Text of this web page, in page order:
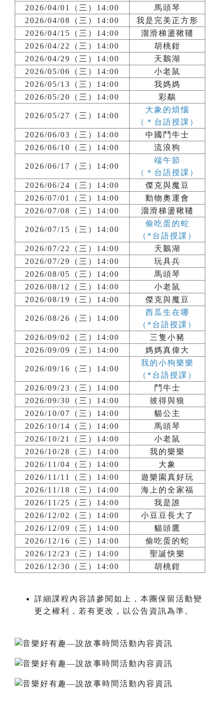
2026/04/01（三）14:00
馬頭琴
2026/04/08（三）14:00
我是完美正方形
2026/04/15（三）14:00
溜滑梯盪鞦韆
2026/04/22（三）14:00
胡桃鉗
2026/04/29（三）14:00
天鵝湖
2026/05/06（三）14:00
小老鼠
2026/05/13（三）14:00
我媽媽
2026/05/20（三）14:00
彩鷸
2026/05/27（三）14:00
大象的煩惱
（＊台語授課）
2026/06/03（三）14:00
中國鬥牛士
2026/06/10（三）14:00
流浪狗
2026/06/17（三）14:00
端午節
（＊台語授課）
2026/06/24（三）14:00
傑克與魔豆
2026/07/01（三）14:00
動物奧運會
2026/07/08（三）14:00
溜滑梯盪鞦韆
2026/07/15（三）14:00
偷吃蛋的蛇
（*台語授課）
2026/07/22（三）14:00
天鵝湖
2026/07/29（三）14:00
玩具兵
2026/08/05（三）14:00
馬頭琴
2026/08/12（三）14:00
小老鼠
2026/08/19（三）14:00
傑克與魔豆
2026/08/26（三）14:00
西瓜生在哪
（*台語授課）
2026/09/02（三）14:00
三隻小豬
2026/09/09（三）14:00
媽媽真偉大
2026/09/16（三）14:00
我的小狗樂樂
（*台語授課）
2026/09/23（三）14:00
鬥牛士
2026/09/30（三）14:00
彼得與狼
2026/10/07（三）14:00
貓公主
2026/10/14（三）14:00
馬頭琴
2026/10/21（三）14:00
小老鼠
2026/10/28（三）14:00
我的樂樂
2026/11/04（三）14:00
大象
2026/11/11（三）14:00
遊樂園真好玩
2026/11/18（三）14:00
海上的全家福
2026/11/25（三）14:00
我是誰
2026/12/02（三）14:00
小豆豆長大了
2026/12/09（三）14:00
貓頭鷹
2026/12/16（三）14:00
偷吃蛋的蛇
2026/12/23（三）14:00
聖誕快樂
2026/12/30（三）14:00
胡桃鉗
詳細課程內容請參閱如上，本團保留活動變
更之權利，若有更改，以公告資訊為準。